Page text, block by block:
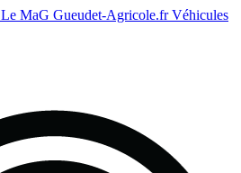
Le MaG Gueudet-Agricole.frVéhicules